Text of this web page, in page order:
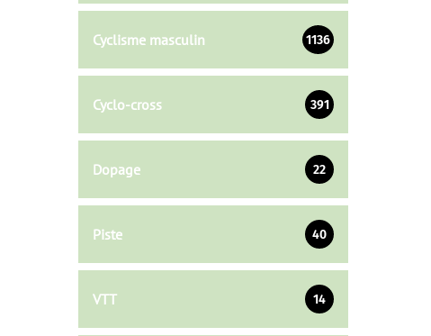
Cyclisme masculin 1136
Cyclo-cross 391
Dopage 22
Piste 40
VTT 14